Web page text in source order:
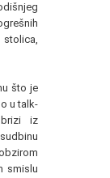
što je
u talk-
iz
smislu